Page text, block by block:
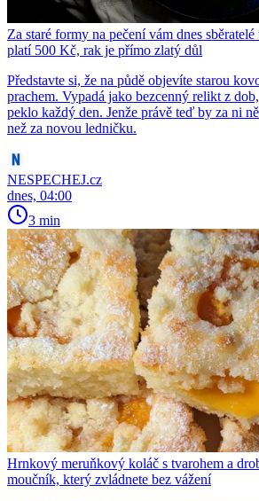
Za staré formy na pečení vám dnes
platí 500 Kč, rak je přímo zlatý důl
Představte si, že na půdě objevíte starou
prachem. Vypadá jako bezcenný relikt z
peklo každý den. Jenže právě teď by za ni
než za novou ledničku.
NESPECHEJ.cz
dnes, 04:00
3 min
Hrnkový meruňkový koláč s tvarohem a
moučník, který zvládnete bez vážení